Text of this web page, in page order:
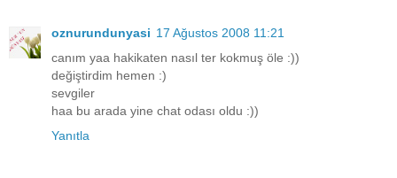
oznurundunyasi 17 Ağustos 2008 11:21
canım yaa hakikaten nasıl ter kokmuş öle :))
değiştirdim hemen :)
sevgiler
haa bu arada yine chat odası oldu :))
Yanıtla